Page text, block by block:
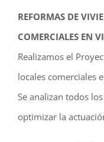
REFORMAS DE
COMERCIALES EN
Realizamos el
locales comerciales
Se analizan todos
optimizar la